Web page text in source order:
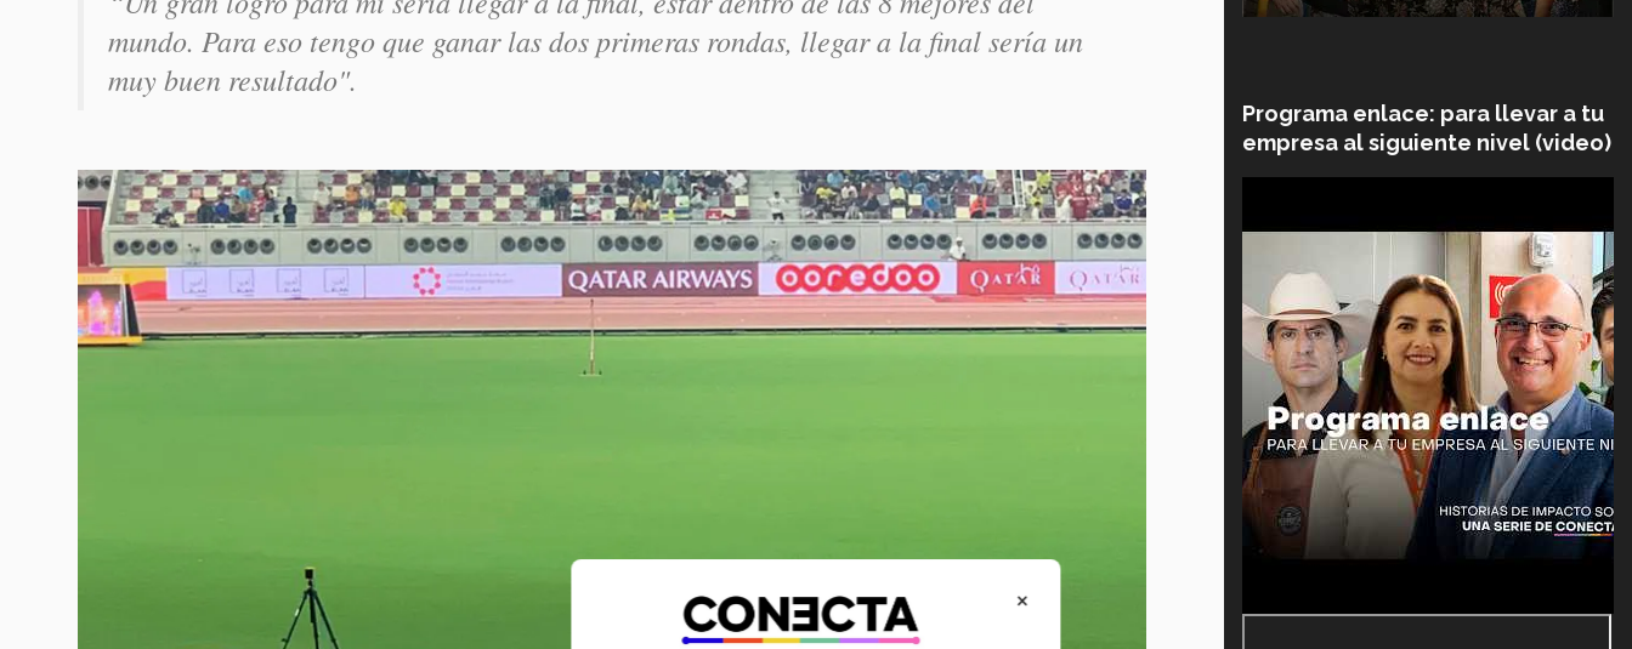
mundo. Para eso tengo que ganar las dos primeras rondas, llegar a la final sería un
muy buen resultado".
Programa enlace: para llevar a tu
empresa al siguiente nivel (video)
×